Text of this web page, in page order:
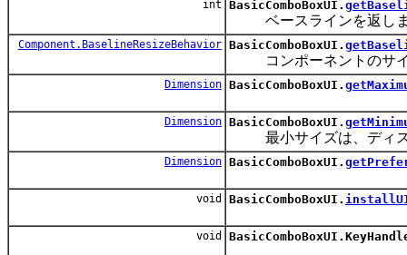
int BasicComboBoxUI.
ベースラインを返し
Component.BaselineResizeBehavior BasicComboBoxUI.
コンポーネントのサイ
Dimension BasicComboBoxUI.
Dimension BasicComboBoxUI.
最小サイズは、ディス
Dimension BasicComboBoxUI.
void BasicComboBoxUI.
void